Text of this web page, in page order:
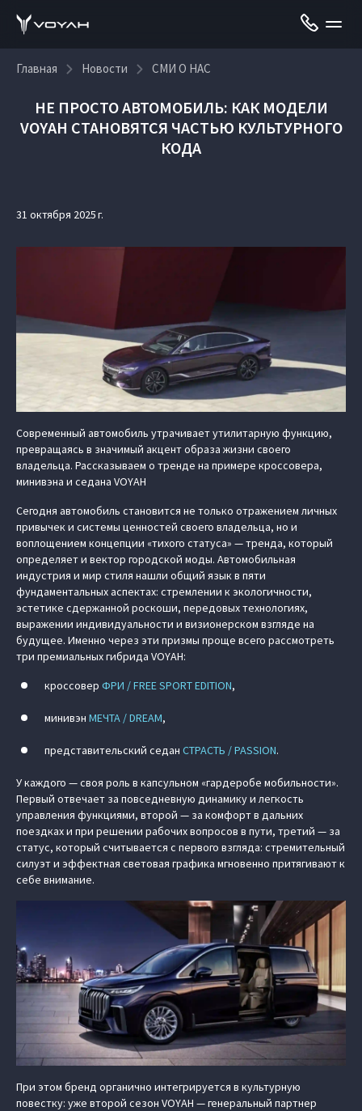
Главная Новости СМИ О НАС
НЕ ПРОСТО АВТОМОБИЛЬ: КАК МОДЕЛИ
VOYAH СТАНОВЯТСЯ ЧАСТЬЮ КУЛЬТУРНОГО
КОДА
31 октября 2025 г.
Современный автомобиль утрачивает утилитарную функцию,
превращаясь в значимый акцент образа жизни своего
владельца. Рассказываем о тренде на примере кроссовера,
минивэна и седана VOYAH
Сегодня автомобиль становится не только отражением личных
привычек и системы ценностей своего владельца, но и
воплощением концепции «тихого статуса» — тренда, который
определяет и вектор городской моды. Автомобильная
индустрия и мир стиля нашли общий язык в пяти
фундаментальных аспектах: стремлении к экологичности,
эстетике сдержанной роскоши, передовых технологиях,
выражении индивидуальности и визионерском взгляде на
будущее. Именно через эти призмы проще всего рассмотреть
три премиальных гибрида VOYAH:
кроссовер ФРИ / FREE SPORT EDITION,
минивэн МЕЧТА / DREAM,
представительский седан СТРАСТЬ / PASSION.
У каждого — своя роль в капсульном «гардеробе мобильности».
Первый отвечает за повседневную динамику и легкость
управления функциями, второй — за комфорт в дальних
поездках и при решении рабочих вопросов в пути, третий — за
статус, который считывается с первого взгляда: стремительный
силуэт и эффектная световая графика мгновенно притягивают к
себе внимание.
При этом бренд органично интегрируется в культурную
повестку: уже второй сезон VOYAH — генеральный партнер